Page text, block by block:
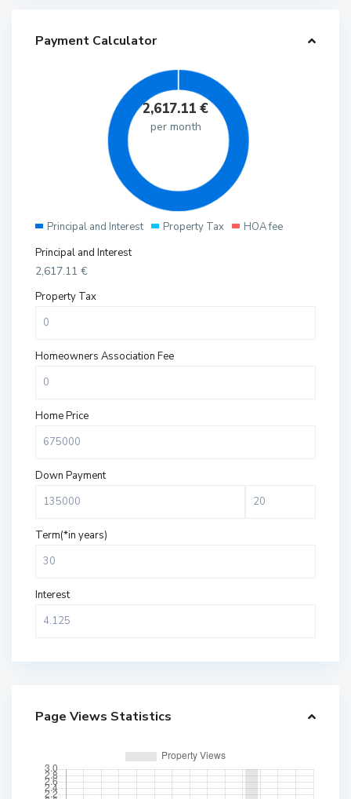
Payment Calculator
2,617.11 €
per month
Principal and Interest Property Tax
HOA fee
Principal and Interest
2,617.11 €
Property Tax
Homeowners Association Fee
Home Price
Down Payment
Term(*in years)
Interest
Page Views Statistics